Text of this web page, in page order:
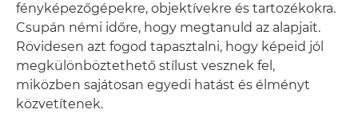
fényképezőgépekre, objektívekre és tartozékokra.
Csupán némi időre, hogy megtanuld az alapjait.
Rövidesen azt fogod tapasztalni, hogy képeid jól
megkülönböztethető stílust vesznek fel,
miközben sajátosan egyedi hatást és élményt
közvetítenek.